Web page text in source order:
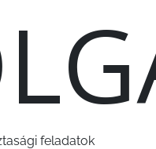
feladatok